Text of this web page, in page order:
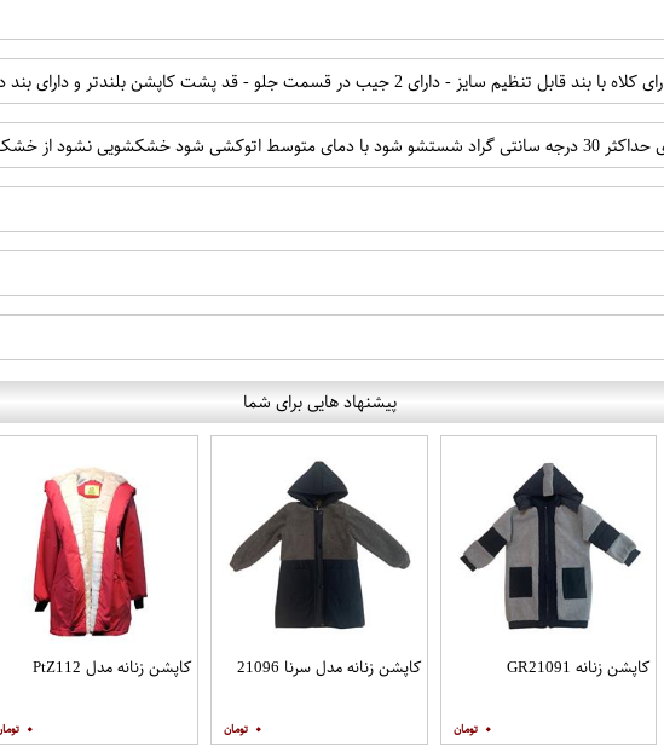
قسمت جلو - قد پشت کاپشن بلندتر و دارای بند در قسمت پایین - قد پشت لباس برابر 88 سانتی متر
از سفید کننده استفاده نشود
پیشنهاد هایی برای شما
کاپشن زنانه GR21091
۰
کاپشن زنانه مدل سرنا 21096
۰
کاپشن زنانه مدل PtZ112
۰